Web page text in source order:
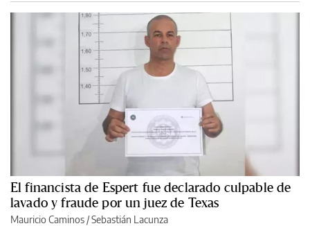
El financista de Espert fue declarado culpable de
lavado y fraude por un juez de Texas
Mauricio Caminos /Sebastián Lacunza